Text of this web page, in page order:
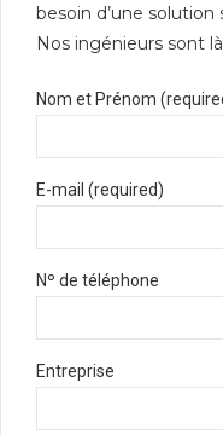
besoin d’une solution
Nos ingénieurs sont
Nom et Prénom
E-mail (required)
Nº de téléphone
Entreprise